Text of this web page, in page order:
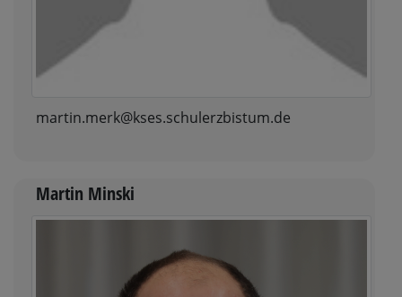
martin.merk@kses.schulerzbistum.de
Martin Minski